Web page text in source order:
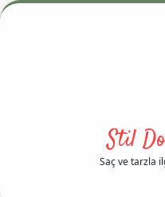
Stil
Saç ve tarzla